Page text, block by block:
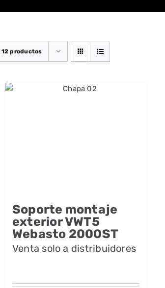
12 productos
Soporte montaje
exterior VWT5
Webasto 2000ST
Venta solo a distribuidores